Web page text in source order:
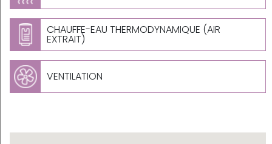
CHAUFFE-EAU THERMODYNAMIQUE (AIR
EXTRAIT)
VENTILATION